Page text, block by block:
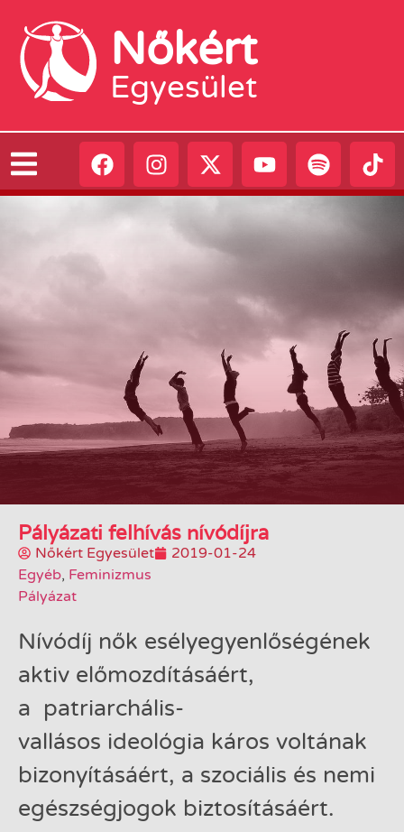
Nőkért
Egyesület
Pályázati felhívás nívódíjra
Nőkért Egyesület
2019-01-24
Egyéb, Feminizmus
Pályázat
Nívódíj nők esélyegyenlőségének
aktiv előmozdításáért,
a patriarchális-
vallásos ideológia káros voltának
bizonyításáért, a szociális és nemi
egészségjogok biztosításáért.